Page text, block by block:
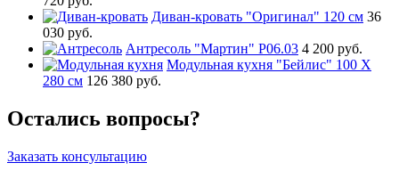
Диван-кровать "Оригинал" 120 см 36
030 руб.
Антресоль "Мартин" Р06.03 4 200 руб.
Модульная кухня "Бейлис" 100 Х
280 см 126 380 руб.
Остались вопросы?
Заказать консультацию